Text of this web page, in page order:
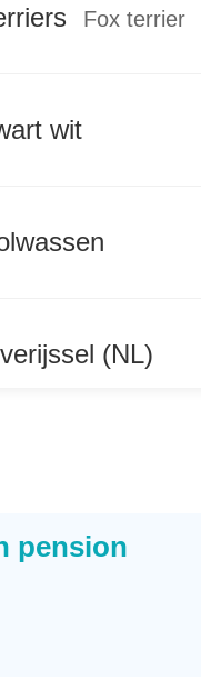
Fox terrier
wit
(NL)
pension